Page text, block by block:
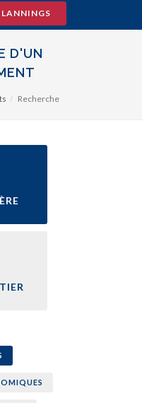
D'UN
Recherche